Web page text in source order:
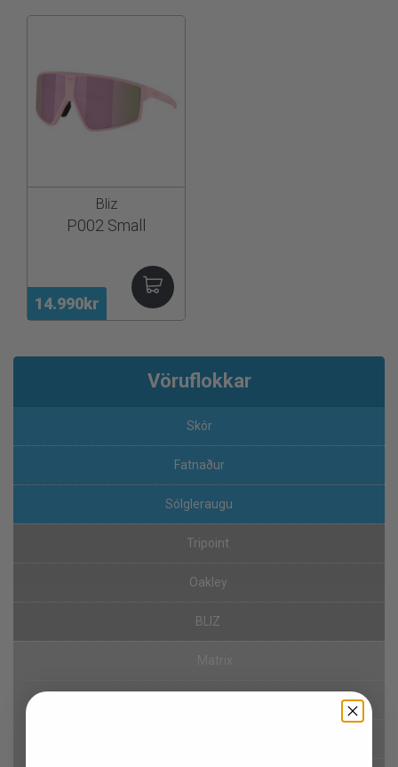
14.990kr
Bliz
P002 Small
Vöruflokkar
Skór
Fatnaður
Sólgleraugu
Tripoint
Oakley
BLIZ